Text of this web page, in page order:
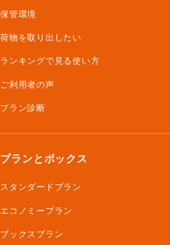
保管環境
荷物を取り出したい
ランキングで見る使い方
ご利用者の声
プラン診断
プランとボックス
スタンダードプラン
エコノミープラン
ブックスプラン